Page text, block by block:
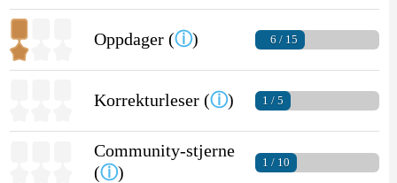
Oppdager (ⓘ) 6 / 15
Korrekturleser (ⓘ) 1 / 5
Community-stjerne
(ⓘ)
1 / 10